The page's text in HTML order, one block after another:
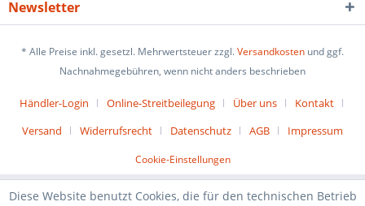
Newsletter
* Alle Preise inkl. gesetzl. Mehrwertsteuer zzgl.Versandkosten und ggf.
Nachnahmegebühren, wenn nicht anders beschrieben
Händler-Login Online-Streitbeilegung Über uns
Kontakt
Versand
Widerrufsrecht Datenschutz AGB Impressum
Cookie-Einstellungen
Diese Website benutzt Cookies, die für den technischen Betrieb